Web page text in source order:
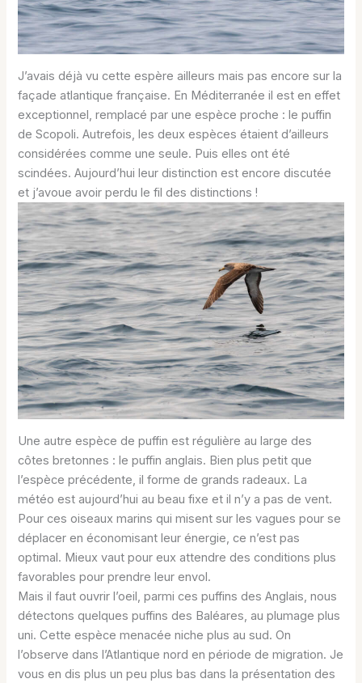
J’avais déjà vu cette espère ailleurs mais pas encore sur la
façade atlantique française. En Méditerranée il est en effet
exceptionnel, remplacé par une espèce proche : le puffin
de Scopoli. Autrefois, les deux espèces étaient d’ailleurs
considérées comme une seule. Puis elles ont été
scindées. Aujourd’hui leur distinction est encore discutée
et j’avoue avoir perdu le fil des distinctions !
Une autre espèce de puffin est régulière au large des
côtes bretonnes : le puffin anglais. Bien plus petit que
l’espèce précédente, il forme de grands radeaux. La
météo est aujourd’hui au beau fixe et il n’y a pas de vent.
Pour ces oiseaux marins qui misent sur les vagues pour se
déplacer en économisant leur énergie, ce n’est pas
optimal. Mieux vaut pour eux attendre des conditions plus
favorables pour prendre leur envol.
Mais il faut ouvrir l’oeil, parmi ces puffins des Anglais, nous
détectons quelques puffins des Baléares, au plumage plus
uni. Cette espèce menacée niche plus au sud. On
l’observe dans l’Atlantique nord en période de migration. Je
vous en dis plus un peu plus bas dans la présentation des